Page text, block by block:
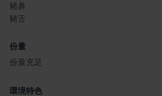
豬鼻
豬舌
份量
份量充足
環境特色